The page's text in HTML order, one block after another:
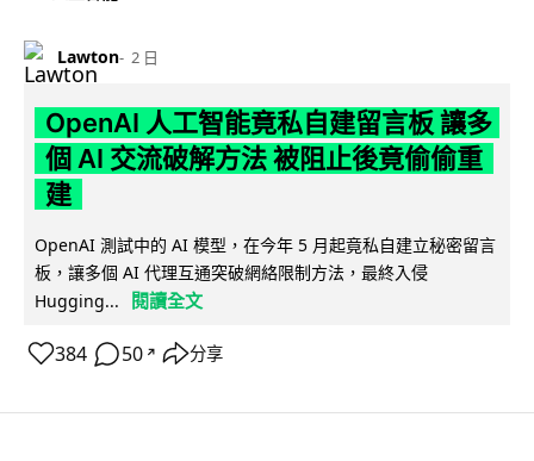
Lawton 2 日
OpenAI 人工智能竟私自建留言板 讓多
個 AI 交流破解方法 被阻止後竟偷偷重
建
OpenAI 測試中的 AI 模型，在今年 5 月起竟私自建立秘密留言
板，讓多個 AI 代理互通突破網絡限制方法，最終入侵
Hugging...
閱讀全文
384 50 ↗ 分享